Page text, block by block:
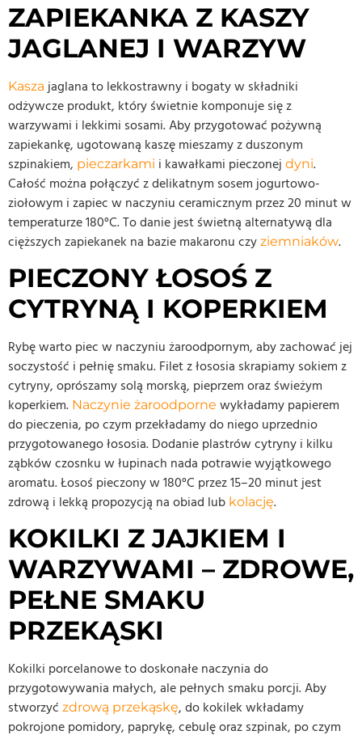
ZAPIEKANKA Z KASZY
JAGLANEJ I WARZYW
Kasza jaglana to lekkostrawny i bogaty w składniki
odżywcze produkt, który świetnie komponuje się z
warzywami i lekkimi sosami. Aby przygotować pożywną
zapiekankę, ugotowaną kaszę mieszamy z duszonym
szpinakiem, pieczarkami i kawałkami pieczonej dyni.
Całość można połączyć z delikatnym sosem jogurtowo-
ziołowym i zapiec w naczyniu ceramicznym przez 20 minut w
temperaturze 180°C. To danie jest świetną alternatywą dla
cięższych zapiekanek na bazie makaronu czy ziemniaków.
PIECZONY ŁOSOŚ Z
CYTRYNĄ I KOPERKIEM
Rybę warto piec w naczyniu żaroodpornym, aby zachować jej
soczystość i pełnię smaku. Filet z łososia skrapiamy sokiem z
cytryny, oprószamy solą morską, pieprzem oraz świeżym
koperkiem. Naczynie żaroodporne wykładamy papierem
do pieczenia, po czym przekładamy do niego uprzednio
przygotowanego łososia. Dodanie plastrów cytryny i kilku
ząbków czosnku w łupinach nada potrawie wyjątkowego
aromatu. Łosoś pieczony w 180°C przez 15–20 minut jest
zdrową i lekką propozycją na obiad lub kolację.
KOKILKI Z JAJKIEM I
WARZYWAMI – ZDROWE,
PEŁNE SMAKU
PRZEKĄSKI
Kokilki porcelanowe to doskonałe naczynia do
przygotowywania małych, ale pełnych smaku porcji. Aby
stworzyć zdrową przekąskę, do kokilek wkładamy
pokrojone pomidory, paprykę, cebulę oraz szpinak, po czym